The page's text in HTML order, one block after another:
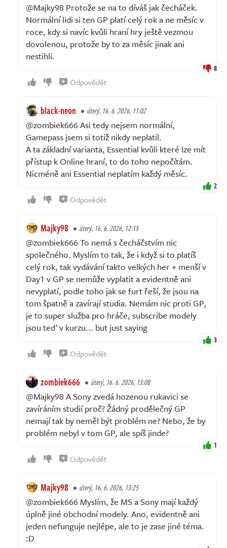
@Majky98 Protože se na to díváš jak čecháček.
Normální lidi si ten GP platí celý rok a ne měsíc v
roce, kdy si navíc kvůli hraní hry ještě vezmou
dovolenou, protože by to za měsíc jinak ani
nestihli.
8
Odpovědět
black-neon úterý, 16. 6. 2026, 11:02
@zombiek666 Asi tedy nejsem normální,
Gamepass jsem si totiž nikdy neplatil.
A ta základní varianta, Essential kvůli které lze mít
přístup k Online hraní, to do toho nepočítám.
Nicméně ani Essential neplatím každý měsíc.
2
Odpovědět
Majky98 úterý, 16. 6. 2026, 12:15
@zombiek666 To nemá s čecháčstvím nic
společného. Myslím to tak, že i když si to platíš
celý rok, tak vydávání takto velkých her + menší v
Day1 v GP se nemůže vyplatit a evidentně ani
nevyplatí, podle toho jak se furt řeší, že jsou na
tom špatně a zavírají studia. Nemám nic proti GP,
je to super služba pro hráče, subscribe modely
jsou teď v kurzu... but just saying
3
Odpovědět
zombiek666 úterý, 16. 6. 2026, 13:08
@Majky98 A Sony zvedá hozenou rukavici se
zavíráním studií proč? Žádný prodělečný GP
nemají tak by neměl být problém ne? Nebo, že by
problém nebyl v tom GP, ale spíš jinde?
1
Odpovědět
Majky98 úterý, 16. 6. 2026, 13:25
@zombiek666 Myslím, že MS a Sony mají každý
úplně jiné obchodní modely. Ano, evidentně ani
jeden nefunguje nejlépe, ale to je zase jiné téma.
:D